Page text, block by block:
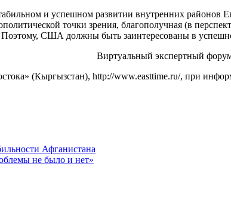
и успешном развитии внутренних районов
точки зрения, благополучная (в
США должны быть заинтересованы в
Виртуальный экспертный
(Кыргызстан), http://www.easttime.ru/, при
Афганистана
не было и нет»